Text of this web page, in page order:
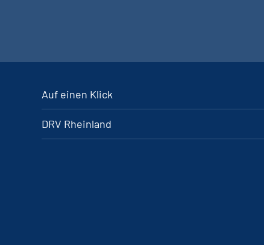
Auf einen Klick
DRV Rheinland